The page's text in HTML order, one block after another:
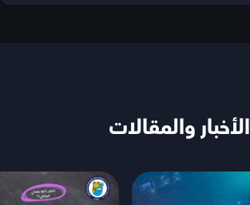
الأخبار والمقالات